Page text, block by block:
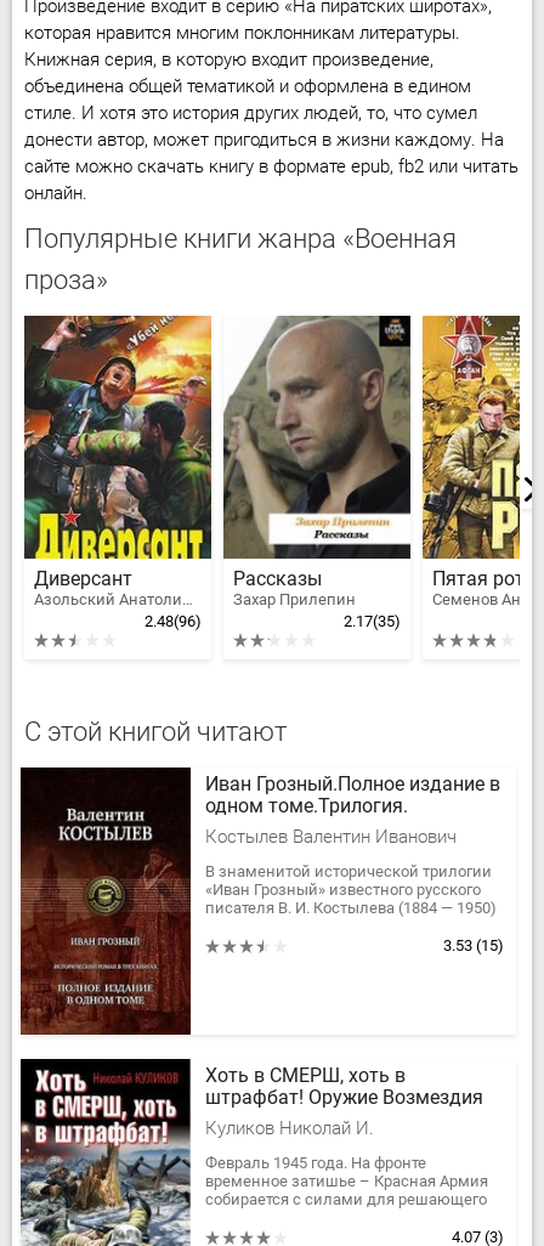
Произведение входит в серию «На пиратских широтах»,
которая нравится многим поклонникам литературы.
Книжная серия, в которую входит произведение,
объединена общей тематикой и оформлена в едином
стиле. И хотя это история других людей, то, что сумел
донести автор, может пригодиться в жизни каждому. На
сайте можно скачать книгу в формате epub, fb2 или читать
онлайн.
Популярные книги жанра «Военная
проза»
Диверсант
Азольский Анатолий Алексеевич
2.48(96)
Рассказы
Захар Прилепин
2.17(35)
Пятая рота
С этой книгой читают
Иван Грозный.Полное издание в
одном томе.Трилогия.
Костылев Валентин Иванович
В знаменитой исторической трилогии
«Иван Грозный» известного русского
писателя В. И. Костылева (1884 — 1950)
деятельность Грозного царя,...
3.53 (15)
Хоть в СМЕРШ, хоть в
штрафбат! Оружие Возмездия
Куликов Николай И.
Февраль 1945 года. На фронте
временное затишье – Красная Армия
собирается с силами для решающего
войне передышек не бывает....
4.07 (3)